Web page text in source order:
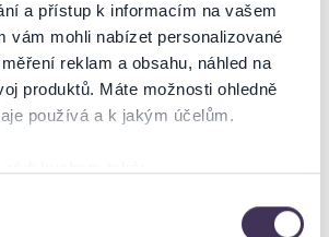
a přístup k informacím na vašem
vám mohli nabízet personalizované
reklam a obsahu, náhled na
produktů. Máte možnosti ohledně
používá a k jakým účelům.
přesné na několik metrů